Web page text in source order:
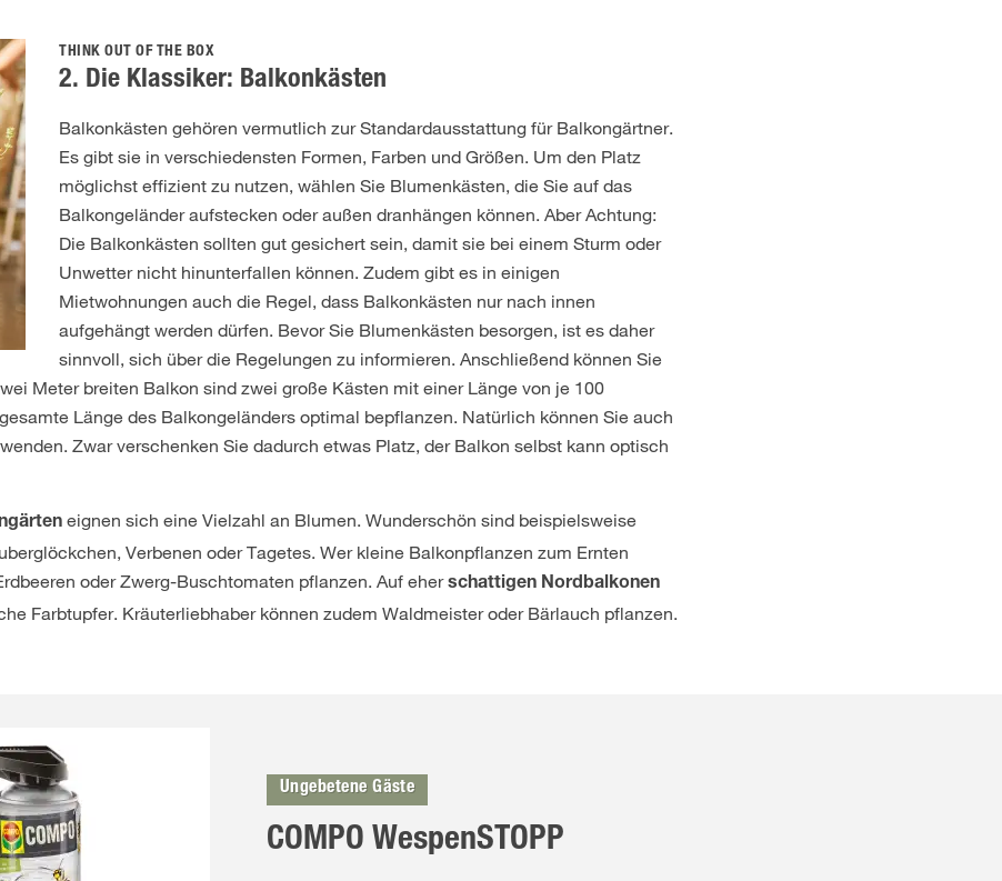
THINK OUT OF THE BOX
2. Die Klassiker: Balkonkästen
Balkonkästen gehören vermutlich zur Standardausstattung für Balkongärtner.
Es gibt sie in verschiedensten Formen, Farben und Größen. Um den Platz
möglichst effizient zu nutzen, wählen Sie Blumenkästen, die Sie auf das
Balkongeländer aufstecken oder außen dranhängen können. Aber Achtung:
Die Balkonkästen sollten gut gesichert sein, damit sie bei einem Sturm oder
Unwetter nicht hinunterfallen können. Zudem gibt es in einigen
Mietwohnungen auch die Regel, dass Balkonkästen nur nach innen
aufgehängt werden dürfen. Bevor Sie Blumenkästen besorgen, ist es daher
sinnvoll, sich über die Regelungen zu informieren. Anschließend können Sie
Meter breiten Balkon sind zwei große Kästen mit einer Länge von je 100
Länge des Balkongeländers optimal bepflanzen. Natürlich können Sie auch
Zwar verschenken Sie dadurch etwas Platz, der Balkon selbst kann optisch
eignen sich eine Vielzahl an Blumen. Wunderschön sind beispielsweise
Verbenen oder Tagetes. Wer kleine Balkonpflanzen zum Ernten
oder Zwerg-Buschtomaten pflanzen. Auf eherschattigen Nordbalkonen
Farbtupfer. Kräuterliebhaber können zudem Waldmeister oder Bärlauch pflanzen.
Ungebetene Gäste
COMPO WespenSTOPP